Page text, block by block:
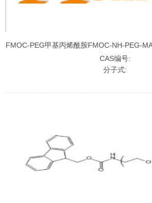
FMOC-PEG甲基丙烯酰胺FMOC-NH-PEG-
基丙烯酰胺
CAS编号:
分子式: